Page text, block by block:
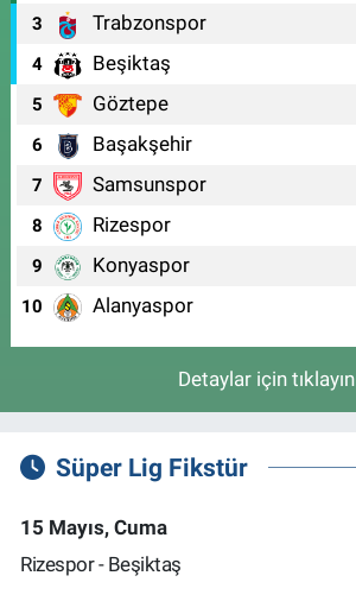
3 Trabzonspor
4 Beşiktaş
5 Göztepe
6 Başakşehir
7 Samsunspor
8 Rizespor
9 Konyaspor
10 Alanyaspor
Detaylar için tıklayın
Süper Lig Fikstür
15 Mayıs, Cuma
Rizespor - Beşiktaş